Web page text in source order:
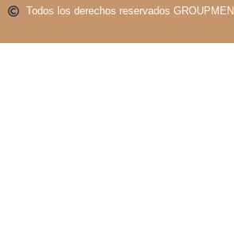
Todos los derechos reservados GROUPMEN